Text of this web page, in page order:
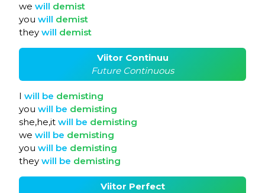
we will demist
you will demist
they will demist
Viitor Continuu
Future Continuous
I will be demisting
you will be demisting
she,he,it will be demisting
we will be demisting
you will be demisting
they will be demisting
Viitor Perfect